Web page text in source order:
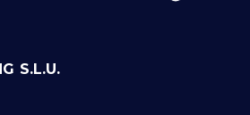
S.L.U.